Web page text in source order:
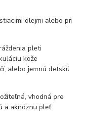
olejmi alebo pri
pleti
kože
alebo jemnú detskú
vhodná pre
a aknóznu pleť.